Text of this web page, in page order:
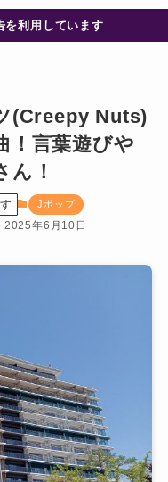
を利用しています
(Creepy Nuts)
！言葉遊びや
ん！
Jポップ
2025年6月10日